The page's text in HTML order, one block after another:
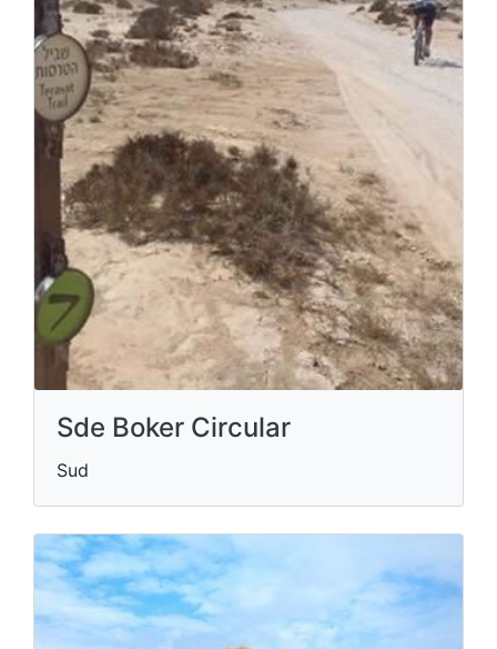
Sde Boker Circular
Sud